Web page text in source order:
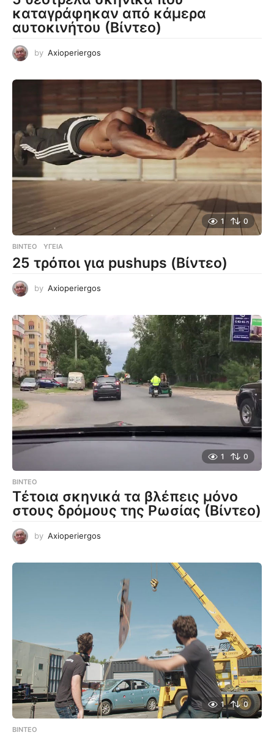
καταγράφηκαν από κάμερα
αυτοκινήτου (Βίντεο)
by Axioperiergos
1 0
ΒΊΝΤΕΟ ΥΓΕΊΑ
25 τρόποι για pushups (Βίντεο)
by Axioperiergos
1 0
ΒΊΝΤΕΟ
Τέτοια σκηνικά τα βλέπεις μόνο
στους δρόμους της Ρωσίας (Βίντεο)
by Axioperiergos
1 0
ΒΊΝΤΕΟ